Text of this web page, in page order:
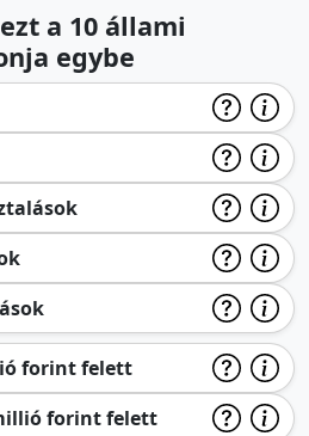
a 10 állami
egybe
forint felett
forint felett